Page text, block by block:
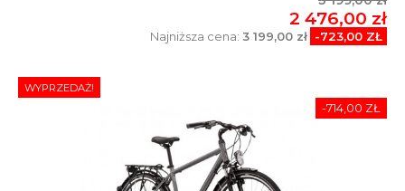
2 476,00 zł
Najniższa cena: 3 199,00 zł -723,00 ZŁ
WYPRZEDAŻ!
-714,00 ZŁ